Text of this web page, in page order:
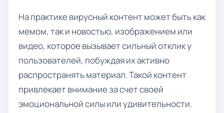
На практике вирусный контент может быть как
мемом, так и новостью, изображением или
видео, которое вызывает сильный отклик у
пользователей, побуждая их активно
распространять материал. Такой контент
привлекает внимание за счет своей
эмоциональной силы или удивительности.